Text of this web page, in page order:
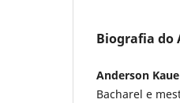
Biografia do
Anderson Kaue
Bacharel e